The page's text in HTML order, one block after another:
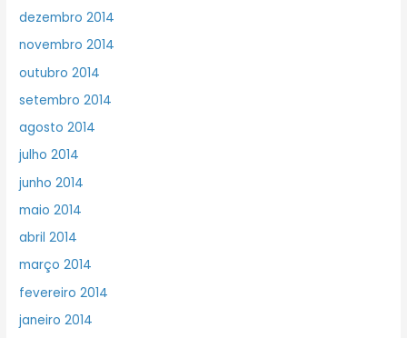
dezembro 2014
novembro 2014
outubro 2014
setembro 2014
agosto 2014
julho 2014
junho 2014
maio 2014
abril 2014
março 2014
fevereiro 2014
janeiro 2014